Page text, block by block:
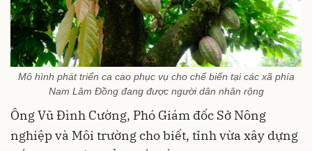
Mô hình phát triển ca cao phục vụ cho chế biến tại các xã phía
Nam Lâm Đồng đang được người dân nhân rộng
Ông Vũ Đình Cường, Phó Giám đốc Sở Nông
nghiệp và Môi trường cho biết, tỉnh vừa xây dựng